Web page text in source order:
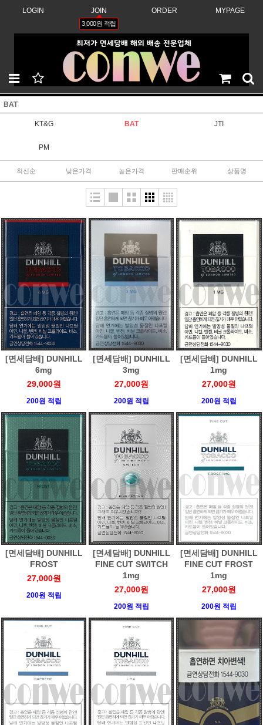
LOGIN JOIN
3,000원 적립
ORDER MYPAGE
BAT
KT&G BAT JTI
PM
최신순 낮은가격 높은가격 판매순위 상품명
[면세담배] DUNHILL
6mg
29,000원
200원 적립
[면세담배] DUNHILL
3mg
27,000원
200원 적립
[면세담배] DUNHILL
1mg
27,000원
200원 적립
[면세담배] DUNHILL
FROST
27,000원
200원 적립
[면세담배] DUNHILL
FINE CUT SWITCH
1mg
27,000원
200원 적립
[면세담배] DUNHILL
FINE CUT FROST
1mg
27,000원
200원 적립